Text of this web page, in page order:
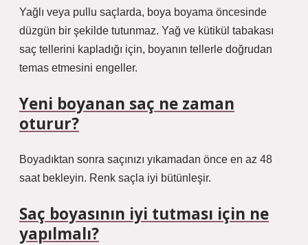
Yağlı veya pullu saçlarda, boya boyama öncesinde
düzgün bir şekilde tutunmaz. Yağ ve kütikül tabakası
saç tellerini kapladığı için, boyanın tellerle doğrudan
temas etmesini engeller.
Yeni boyanan saç ne zaman
oturur?
Boyadıktan sonra saçınızı yıkamadan önce en az 48
saat bekleyin. Renk saçla iyi bütünleşir.
Saç boyasının iyi tutması için ne
yapılmalı?